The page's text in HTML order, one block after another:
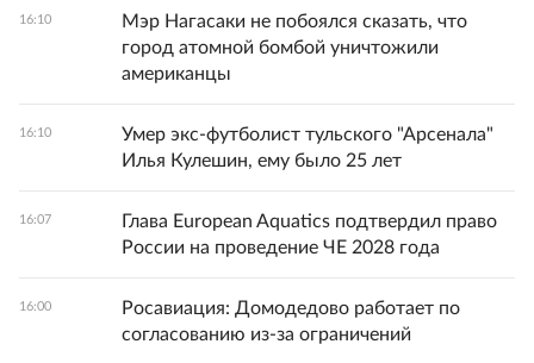
16:10
Мэр Нагасаки не побоялся сказать, что
город атомной бомбой уничтожили
американцы
16:10
Умер экс-футболист тульского "Арсенала"
Илья Кулешин, ему было 25 лет
16:07
Глава European Aquatics подтвердил право
России на проведение ЧЕ 2028 года
16:00
Росавиация: Домодедово работает по
согласованию из-за ограничений